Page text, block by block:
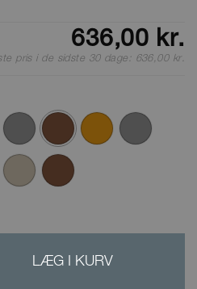
636,00 kr.
pris i de sidste 30 dage: 636,00 kr.
valgte
LÆG I KURV